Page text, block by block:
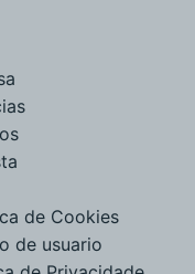
de Cookies
de usuario